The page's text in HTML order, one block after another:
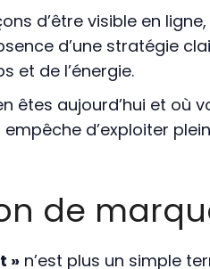
d’être visible en
d’une stratégie
et de l’énergie.
êtes aujourd’hui et où
d’exploiter
de
» n’est plus un simple